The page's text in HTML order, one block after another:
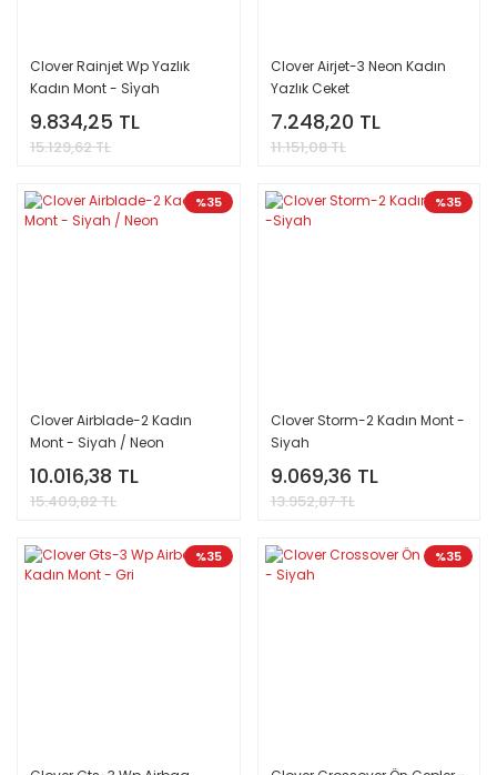
Clover Rainjet Wp Yazlık
Kadın Mont - Si̇yah
9.834,25 TL
15.129,62 TL
Clover Airjet-3 Neon Kadın
Yazlık Ceket
7.248,20 TL
11.151,08 TL
%35
Clover Airblade-2 Kadın
Mont - Siyah / Neon
10.016,38 TL
15.409,82 TL
%35
Clover Storm-2 Kadın Mont -
Siyah
9.069,36 TL
13.952,87 TL
%35 %35